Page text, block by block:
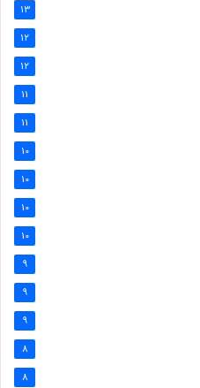
13
12
12
11
11
10
10
10
10
9
9
9
8
8